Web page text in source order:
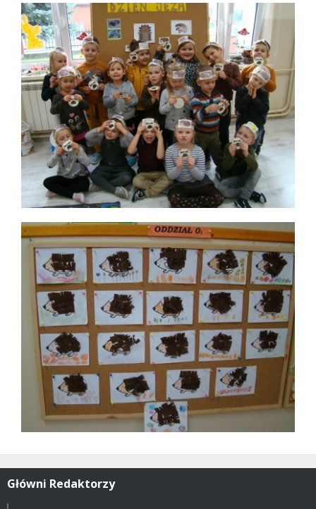
Główni Redaktorzy